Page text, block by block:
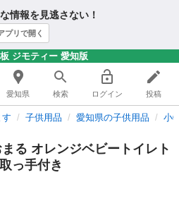
情報を見逃さない！
プリで開く
ジモティー 愛知版
愛知県 検索 ログイン 投稿
子供用品 愛知県の子供用品 小
る オレンジベビートイレト
っ手付き